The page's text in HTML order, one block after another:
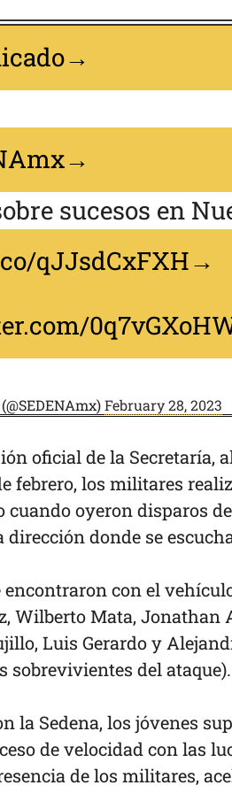
sucesos en
qJJsdCxFXH
February 28, 2023
oficial de la Secretaría,
febrero, los militares
cuando oyeron disparos
donde se
encontraron con el
Wilberto Mata, Jonathan
Luis Gerardo y
sobrevivientes del ataque).
la Sedena, los jóvenes
de velocidad con las
de los militares,